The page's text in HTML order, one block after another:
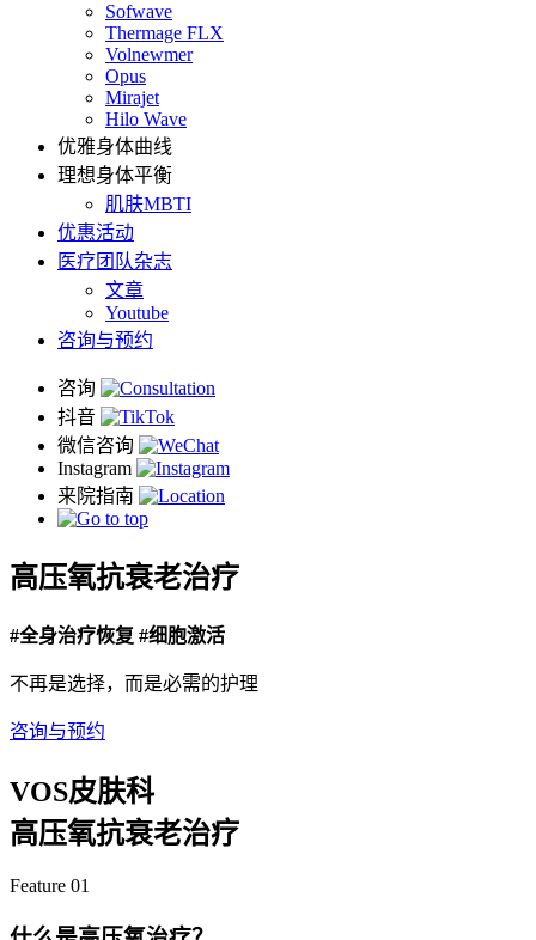
Sofwave
Thermage FLX
Volnewmer
Opus
Mirajet
Hilo Wave
优雅身体曲线
理想身体平衡
肌肤MBTI
优惠活动
医疗团队杂志
文章
Youtube
咨询与预约
高压氧抗衰老治疗
#全身治疗恢复 #细胞激活
不再是选择，而是必需的护理
咨询与预约
VOS皮肤科
高压氧抗衰老治疗
Feature 01